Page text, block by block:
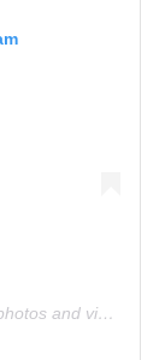
and videos